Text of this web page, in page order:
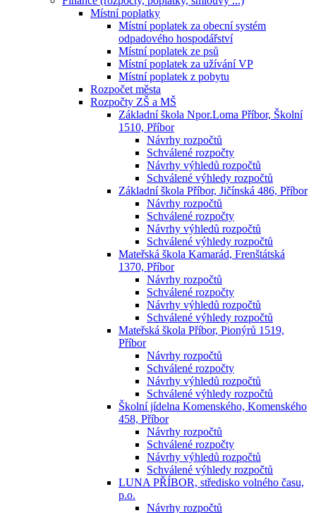
Místní poplatky
Místní poplatek za obecní systém
odpadového hospodářství
Místní poplatek ze psů
Místní poplatek za užívání VP
Místní poplatek z pobytu
Rozpočet města
Rozpočty ZŠ a MŠ
Základní škola Npor.Loma Příbor, Školní
1510, Příbor
Návrhy rozpočtů
Schválené rozpočty
Návrhy výhledů rozpočtů
Schválené výhledy rozpočtů
Základní škola Příbor, Jičínská 486, Příbor
Návrhy rozpočtů
Schválené rozpočty
Návrhy výhledů rozpočtů
Schválené výhledy rozpočtů
Mateřská škola Kamarád, Frenštátská
1370, Příbor
Návrhy rozpočtů
Schválené rozpočty
Návrhy výhledů rozpočtů
Schválené výhledy rozpočtů
Mateřská škola Příbor, Pionýrů 1519,
Příbor
Návrhy rozpočtů
Schválené rozpočty
Návrhy výhledů rozpočtů
Schválené výhledy rozpočtů
Školní jídelna Komenského, Komenského
458, Příbor
Návrhy rozpočtů
Schválené rozpočty
Návrhy výhledů rozpočtů
Schválené výhledy rozpočtů
LUNA PŘÍBOR, středisko volného času,
p.o.
Návrhy rozpočtů